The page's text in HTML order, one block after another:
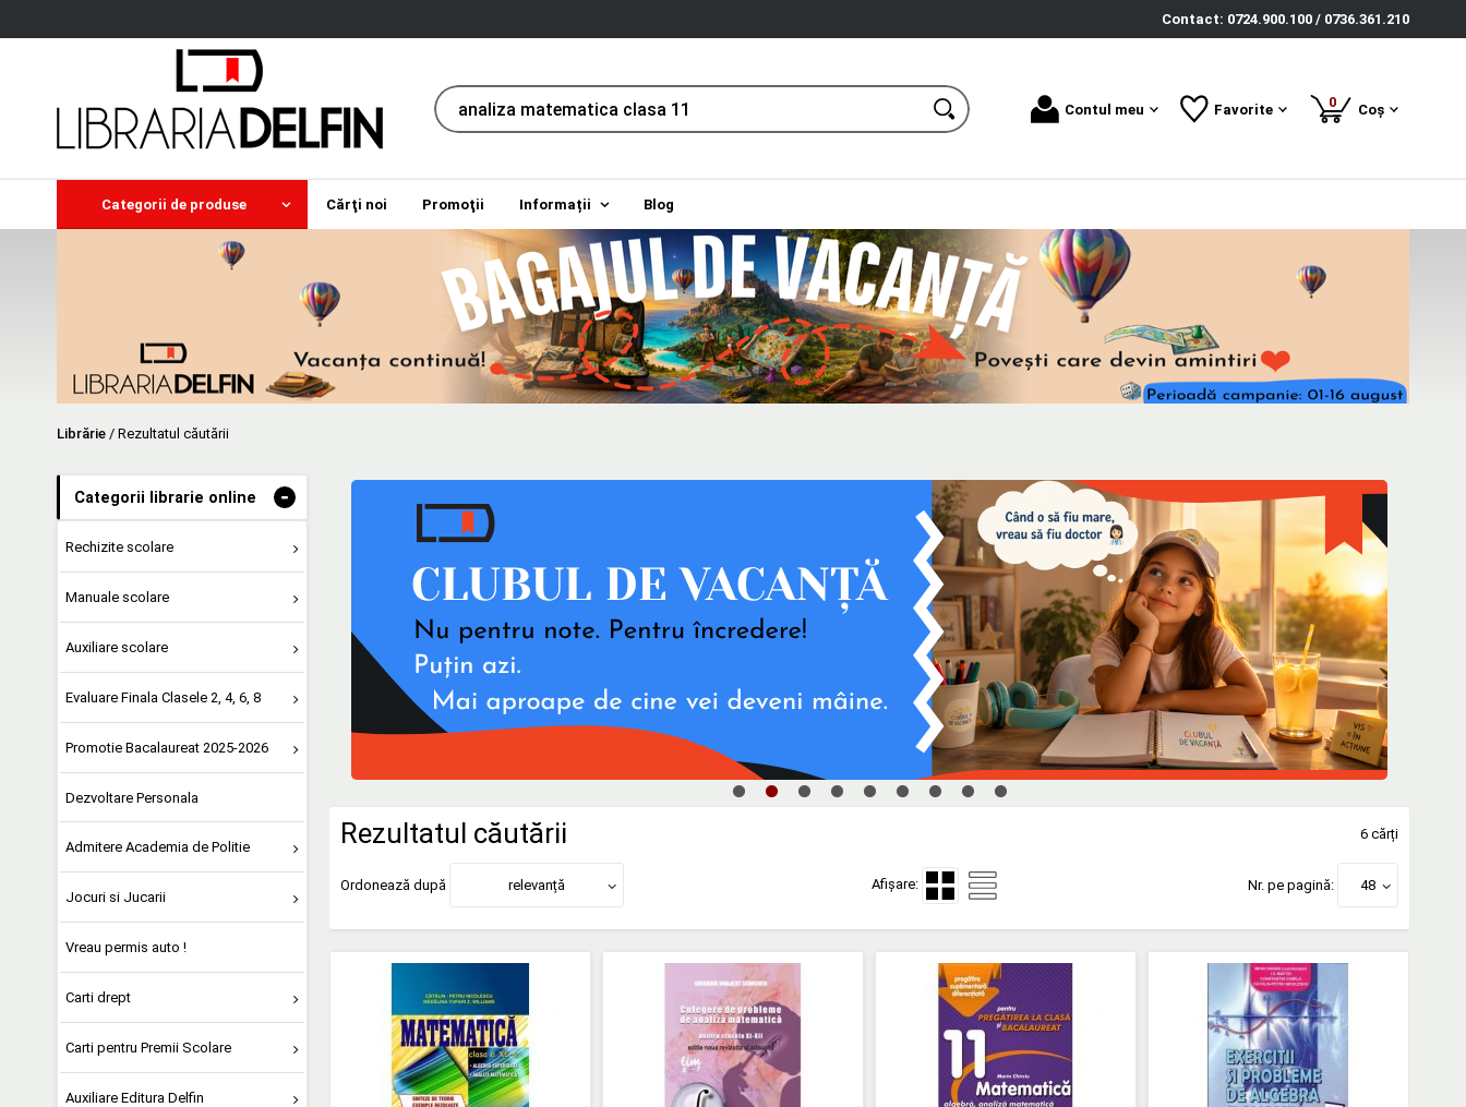
Contact: 0724.900.100 / 0736.361.210
Contul meu Favorite 0produse
Coș
Categorii de produse Cărţi noi Promoţii Informații Blog
Librărie / Rezultatul căutării
Categorii librarie online -
Rechizite scolare
Manuale scolare
Auxiliare scolare
Evaluare Finala Clasele 2, 4, 6, 8
Promotie Bacalaureat 2025-2026
Dezvoltare Personala
Admitere Academia de Politie
Jocuri si Jucarii
Vreau permis auto !
Carti drept
Carti pentru Premii Scolare
Auxiliare Editura Delfin
Rezultatul căutării 6 cărți
Ordonează după relevanță Afișare: Nr. pe pagină: 48